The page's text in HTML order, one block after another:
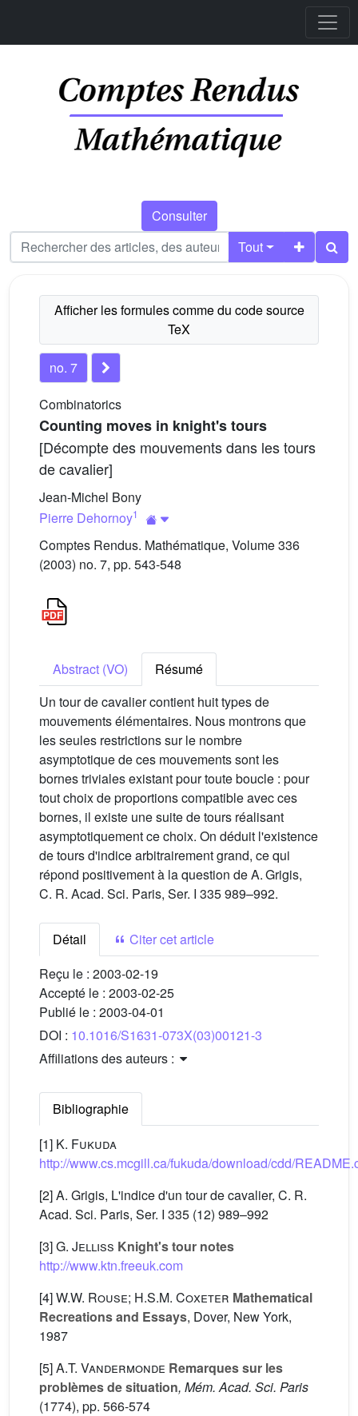
Consulter
Tout
no. 7
Combinatorics
Counting moves in knight's tours
[Décompte des mouvements dans les tours
de cavalier]
Jean-Michel Bony
Pierre Dehornoy1
Comptes Rendus. Mathématique, Volume 336
(2003) no. 7, pp. 543-548
Abstract (VO)
Résumé
Un tour de cavalier contient huit types de
mouvements élémentaires. Nous montrons que
les seules restrictions sur le nombre
asymptotique de ces mouvements sont les
bornes triviales existant pour toute boucle : pour
tout choix de proportions compatible avec ces
bornes, il existe une suite de tours réalisant
asymptotiquement ce choix. On déduit l'existence
de tours d'indice arbitrairement grand, ce qui
répond positivement à la question de A. Grigis,
C. R. Acad. Sci. Paris, Ser. I 335 989–992.
Détail
Citer cet article
Reçu le : 2003-02-19
Accepté le : 2003-02-25
Publié le : 2003-04-01
DOI : 10.1016/S1631-073X(03)00121-3
Affiliations des auteurs :
Bibliographie
[1] K. Fukuda
http://www.cs.mcgill.ca/fukuda/download/cdd/
[2] A. Grigis, L'indice d'un tour de cavalier, C. R.
Acad. Sci. Paris, Ser. I 335 (12) 989–992
[3]G. Jelliss Knight's tour notes
http://www.ktn.freeuk.com
[4]W.W. Rouse; H.S.M. Coxeter Mathematical
Recreations and Essays, Dover, New York,
1987
[5]A.T. Vandermonde Remarques sur les
problèmes de situation, Mém. Acad. Sci. Paris
(1774), pp. 566-574